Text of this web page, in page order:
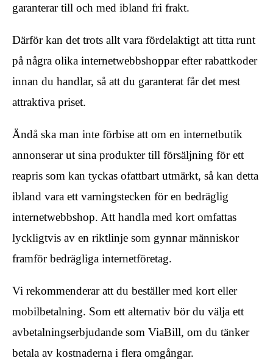
garanterar till och med ibland fri frakt.
Därför kan det trots allt vara fördelaktigt att titta runt
på några olika internetwebbshoppar efter rabattkoder
innan du handlar, så att du garanterat får det mest
attraktiva priset.
Ändå ska man inte förbise att om en internetbutik
annonserar ut sina produkter till försäljning för ett
reapris som kan tyckas ofattbart utmärkt, så kan detta
ibland vara ett varningstecken för en bedräglig
internetwebbshop. Att handla med kort omfattas
lyckligtvis av en riktlinje som gynnar människor
framför bedrägliga internetföretag.
Vi rekommenderar att du beställer med kort eller
mobilbetalning. Som ett alternativ bör du välja ett
avbetalningserbjudande som ViaBill, om du tänker
betala av kostnaderna i flera omgångar.